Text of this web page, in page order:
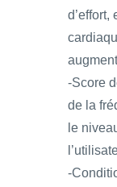
d’effort,
-Score
de la
le
-